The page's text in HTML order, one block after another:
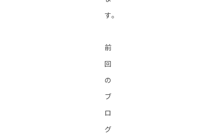
す。
前
回
の
ブ
ロ
グ